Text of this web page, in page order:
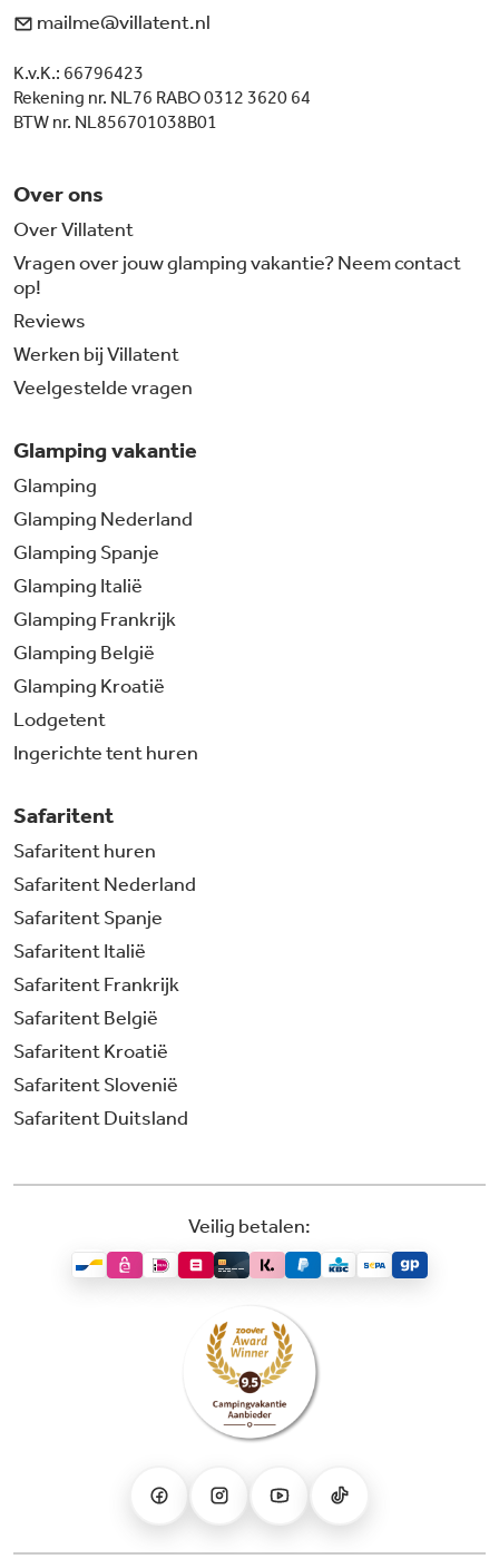
mailme@villatent.nl
K.v.K.: 66796423
Rekening nr. NL76 RABO 0312 3620 64
BTW nr. NL856701038B01
Over ons
Over Villatent
Vragen over jouw glamping vakantie? Neem contact
op!
Reviews
Werken bij Villatent
Veelgestelde vragen
Glamping vakantie
Glamping
Glamping Nederland
Glamping Spanje
Glamping Italië
Glamping Frankrijk
Glamping België
Glamping Kroatië
Lodgetent
Ingerichte tent huren
Safaritent
Safaritent huren
Safaritent Nederland
Safaritent Spanje
Safaritent Italië
Safaritent Frankrijk
Safaritent België
Safaritent Kroatië
Safaritent Slovenië
Safaritent Duitsland
Veilig betalen: